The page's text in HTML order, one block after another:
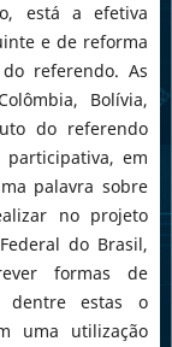
está a efetiva
e de reforma
referendo. As
Bolívia,
do referendo
em
palavra sobre
no projeto
do Brasil,
formas de
dentre estas o
uma utilização